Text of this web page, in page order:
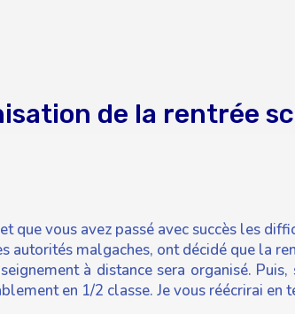
de la rentrée
que vous avez passé avec succès les
autorités malgaches, ont décidé que la
à distance sera organisé.
en 1/2 classe. Je vous réécrirai en